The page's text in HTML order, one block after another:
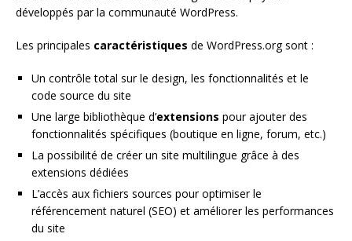
développés par la communauté WordPress.
Les principales caractéristiques de WordPress.org sont :
Un contrôle total sur le design, les fonctionnalités et le
code source du site
Une large bibliothèque d’extensions pour ajouter des
fonctionnalités spécifiques (boutique en ligne, forum, etc.)
La possibilité de créer un site multilingue grâce à des
extensions dédiées
L’accès aux fichiers sources pour optimiser le
référencement naturel (SEO) et améliorer les performances
du site